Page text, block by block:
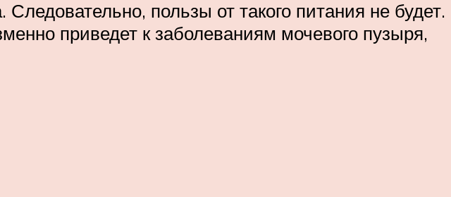
пользы от такого питания не будет.
приведет к заболеваниям мочевого пузыря,